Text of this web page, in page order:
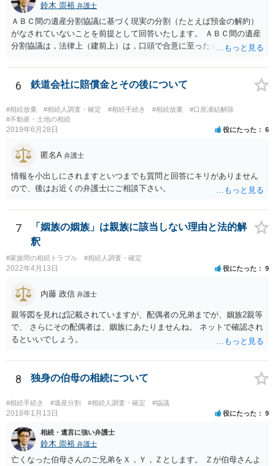
鈴木 崇裕 弁護士
ＡＢＣ間の遺産分割協議に基づく現実の分割（たとえば預金の解約）
がなされていないことを前提として回答いたします。 ＡＢＣ間の遺産
分割協議は，法律上（建前上）は，口頭で合意に至ったものであって
ん。 また，不動産の名義を移転するためには，遺産分割協議書への署
名捺印を得る必要があります。 したがって，残念ながら，「ＡＢＣ間
の遺産分割協議が有効に成立している」という前提に基づく主張は困
難と思われます。 「ＡＢＣ間の遺産分割協議は未了のまま，ＡとＢが
死亡し，二次相続が発生した」という前提に基づいて協議を進める必
要があります。 もちろん，Ｃの立場としては，ＡＢＣ間の遺産分割協
人は応じない姿勢を示していることから，実現は困難だと思います。
しどころ）としては，譲歩することを甘受しなければならないかもし
れません。
6 鉄道会社に賠償金とその後について
#相続放棄 #相続人調査・確定 #相続手続き #相続放棄
#口座凍結解除
#不動産・土地の相続
2019年6月28日 役にたった 6
匿名A 弁護士
情報を小出しにされますといつまでも質問と回答にキリがありません
ので、後はお近くの弁護士にご相談下さい。
7
「姻族の姻族」は親族に該当しない理由と法的解
釈
#家族間の相続トラブル #相続人調査・確定
2022年4月13日 役にたった 9
内藤 政信 弁護士
親等図を見れば記載されていますが、配偶者の兄弟までが、姻族2親等
で、 さらにその配偶者は、姻族にあたりませんね。 ネットで確認され
るといいでしょう。
8 独身の伯母の相続について
#相続手続き #遺産分割 #相続人調査・確定 #協議
2018年1月13日 役にたった 9
相続・遺言に強い弁護士
鈴木 崇裕 弁護士
亡くなった伯母さんのご兄弟をＸ，Ｙ，Ｚとします。 Ｚが伯母さんよ